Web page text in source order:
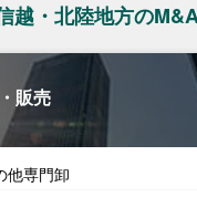
越・北陸地方の
販売
他専門卸